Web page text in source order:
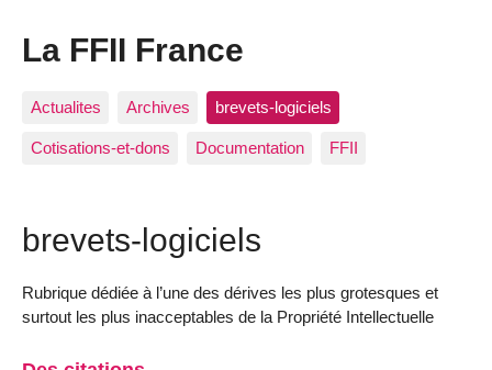
La FFII France
Actualites Archives brevets-logiciels
Cotisations-et-dons Documentation FFII
brevets-logiciels
Rubrique dédiée à l’une des dérives les plus grotesques et
surtout les plus inacceptables de la Propriété Intellectuelle